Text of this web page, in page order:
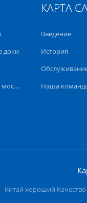
доки
Морские алюминиевые мостки
КАРТА
Введение
История
Наша
Китай хороший Качество